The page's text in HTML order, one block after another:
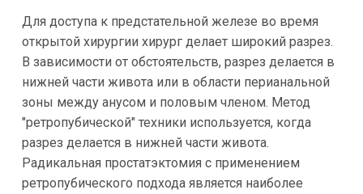
Для доступа к предстательной железе во время
открытой хирургии хирург делает широкий разрез.
В зависимости от обстоятельств, разрез делается в
нижней части живота или в области перианальной
зоны между анусом и половым членом. Метод
"ретропубической" техники используется, когда
разрез делается в нижней части живота.
Радикальная простатэктомия с применением
ретропубического подхода является наиболее